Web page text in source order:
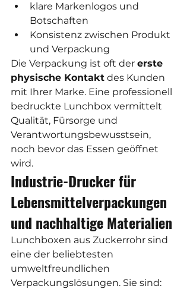
klare Markenlogos und
Botschaften
Konsistenz zwischen Produkt
und Verpackung
Die Verpackung ist oft der erste
physische Kontakt des Kunden
mit Ihrer Marke. Eine professionell
bedruckte Lunchbox vermittelt
Qualität, Fürsorge und
Verantwortungsbewusstsein,
noch bevor das Essen geöffnet
wird.
Industrie-Drucker für
Lebensmittelverpackungen
und nachhaltige Materialien
Lunchboxen aus Zuckerrohr sind
eine der beliebtesten
umweltfreundlichen
Verpackungslösungen. Sie sind: